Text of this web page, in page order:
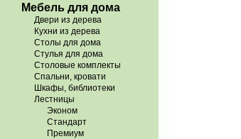
Мебель для дома
Двери из дерева
Кухни из дерева
Столы для дома
Стулья для дома
Столовые комплекты
Спальни, кровати
Шкафы, библиотеки
Лестницы
Эконом
Стандарт
Премиум